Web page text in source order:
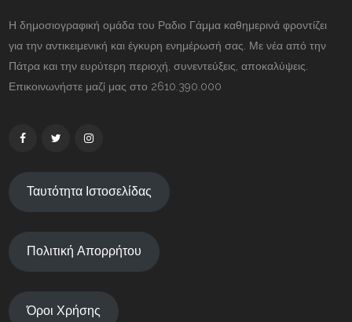
Η δημοσιογραφική ομάδα του Ραδιο Γάμμα καθημερινά φροντίζει
για την αντικειμενική και έγκυρη ενημέρωσή σας. Με νέα από την
Πάτρα και την ευρύτερη περιοχή, συνεντεύξεις, αποκαλύψεις.
Επικοινωνήστε μαζί μας στο 2610.390.000
Ταυτότητα Ιστοσελίδας
Πολιτική Απορρήτου
Όροι Χρήσης